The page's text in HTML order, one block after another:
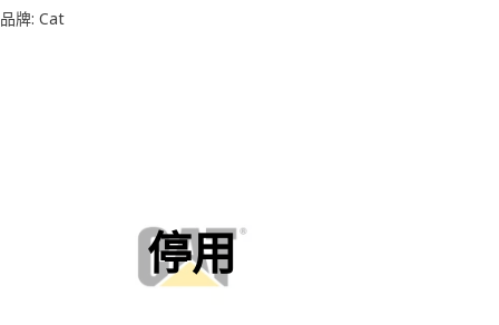
品牌: Cat
停用